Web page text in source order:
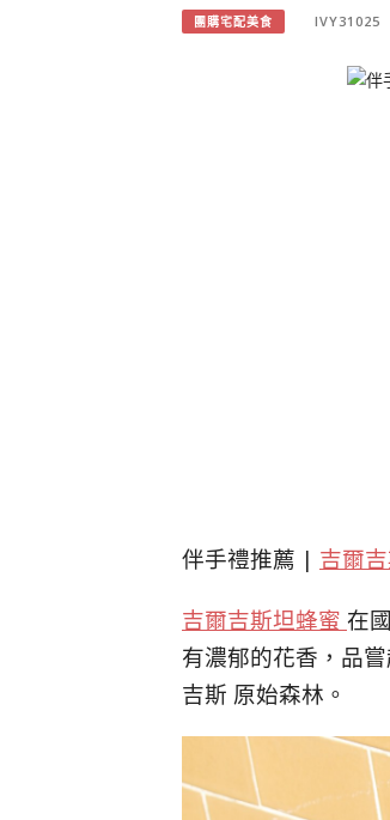
團購宅配美食 IVY31025
伴手禮推薦 | 吉爾
吉爾吉斯坦蜂蜜 在
有濃郁的花香，品
吉斯 原始森林。